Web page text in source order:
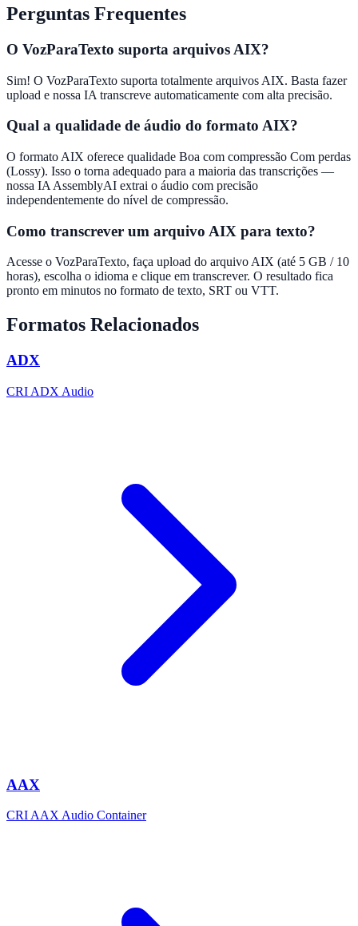
Perguntas Frequentes
O VozParaTexto suporta arquivos AIX?
Sim! O VozParaTexto suporta totalmente arquivos AIX. Basta fazer
upload e nossa IA transcreve automaticamente com alta precisão.
Qual a qualidade de áudio do formato AIX?
O formato AIX oferece qualidade Boa com compressão Com perdas
(Lossy). Isso o torna adequado para a maioria das transcrições —
nossa IA AssemblyAI extrai o áudio com precisão
independentemente do nível de compressão.
Como transcrever um arquivo AIX para texto?
Acesse o VozParaTexto, faça upload do arquivo AIX (até 5 GB / 10
horas), escolha o idioma e clique em transcrever. O resultado fica
pronto em minutos no formato de texto, SRT ou VTT.
Formatos Relacionados
ADX
CRI ADX Audio
AAX
CRI AAX Audio Container